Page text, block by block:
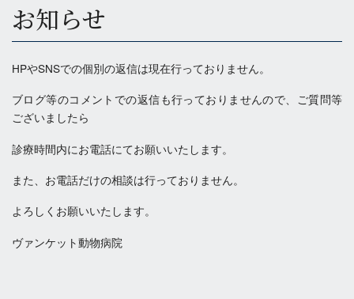
お知らせ
HPやSNSでの個別の返信は現在行っておりません。
ブログ等のコメントでの返信も行っておりませんので、ご質問等
ございましたら
診療時間内にお電話にてお願いいたします。
また、お電話だけの相談は行っておりません。
よろしくお願いいたします。
ヴァンケット動物病院